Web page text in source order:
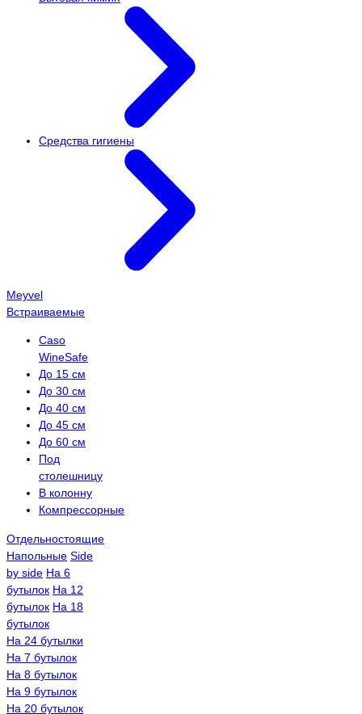
Средства гигиены
Meyvel
Встраиваемые
Caso
WineSafe
До 15 см
До 30 см
До 40 см
До 45 см
До 60 см
Под
столешницу
В колонну
Компрессорные
Отдельностоящие
Напольные Side
by side На 6
бутылок На 12
бутылок На 18
бутылок
На 24 бутылки
На 7 бутылок
На 8 бутылок
На 9 бутылок
На 20 бутылок